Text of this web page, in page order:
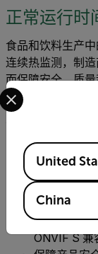
正常运行时
食品和饮料生产
连续热监测，制
而保障安全、质
可维持设备运行
以实时监测
利用智能自
具。
热智能传感
议和视频管
ONVIF S 兼
Select your
Available
United
China